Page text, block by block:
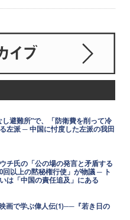
し避難所"で、「防衛費を削って冷
左派 ─ 中国に忖度した左派の我田
チ氏の「公の場の発言と矛盾する
回以上の黙秘権行使」が物議 ─ ト
は「中国の責任追及」にある
画で学ぶ偉人伝(1)──『若き日の